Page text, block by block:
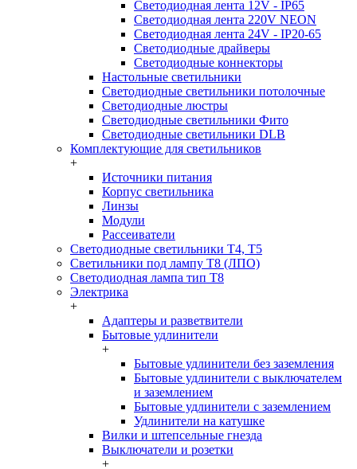
Светодиодная лента 12V - IP65
Светодиодная лента 220V NEON
Светодиодная лента 24V - IP20-65
Светодиодные драйверы
Светодиодные коннекторы
Настольные светильники
Светодиодные светильники потолочные
Светодиодные люстры
Светодиодные светильники Фито
Светодиодные светильники DLB
Комплектующие для светильников
+
Источники питания
Корпус светильника
Линзы
Модули
Рассеиватели
Светодиодные светильники T4, T5
Светильники под лампу Т8 (ЛПО)
Светодиодная лампа тип T8
Электрика
+
Адаптеры и разветвители
Бытовые удлинители
+
Бытовые удлинители без заземления
Бытовые удлинители с выключателем
и заземлением
Бытовые удлинители с заземлением
Удлинители на катушке
Вилки и штепсельные гнезда
Выключатели и розетки
+